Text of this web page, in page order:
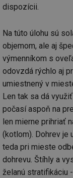
dispozícii.
Na túto úlohu sú
objemom, ale aj
výmenníkom s
odovzdá rýchlo aj
umiestnený v
Len tak sa dá
počasí aspoň na
len mierne prihriať
(kotlom). Dohrev je
teda pri mieste
dohrevu. Štíhly a
želanú stratifikáciu